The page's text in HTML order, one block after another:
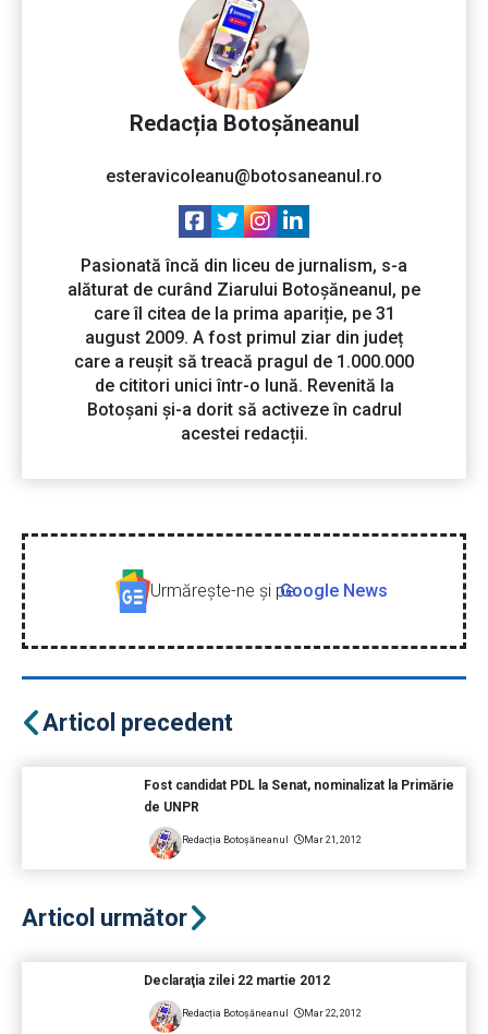
Redacția Botoșăneanul
esteravicoleanu@botosaneanul.ro
Pasionată încă din liceu de jurnalism, s-a
alăturat de curând Ziarului Botoșăneanul, pe
care îl citea de la prima apariție, pe 31
august 2009. A fost primul ziar din județ
care a reușit să treacă pragul de 1.000.000
de cititori unici într-o lună. Revenită la
Botoșani și-a dorit să activeze în cadrul
acestei redacții.
Urmăreşte-ne şi peGoogle News
Articol precedent
Fost candidat PDL la Senat, nominalizat la Primărie
de UNPR
Redacția Botoșăneanul Mar 21, 2012
Articol următor
Declaraţia zilei 22 martie 2012
Redacția Botoșăneanul Mar 22, 2012